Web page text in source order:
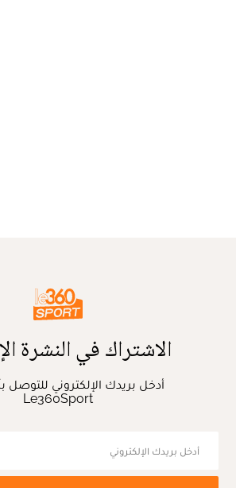
الاشتراك في النشرة
أدخل بريدك الإلكتروني للتوصل
Le360Sport